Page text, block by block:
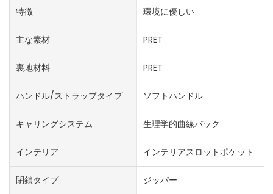
特徴 環境に優しい
主な素材 PRET
裏地材料 PRET
ハンドル/ストラップタイプ ソフトハンドル
キャリングシステム 生理学的曲線バック
インテリア インテリアスロットポケット
閉鎖タイプ ジッパー